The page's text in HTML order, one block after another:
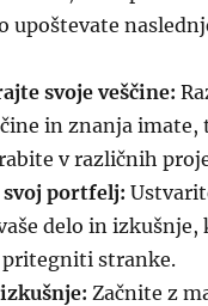
upoštevate
svoje veščine:
in znanja imate,
v različnih
portfelj:
delo in izkušnje,
pritegniti stranke.
Začnite z